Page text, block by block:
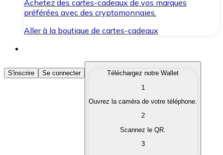
Achetez des cartes-cadeaux de vos marques
préférées avec des cryptomonnaies.
Aller à la boutique de cartes-cadeaux
Acheter des Cryptomonnaies
Achetez les cryptomonnaies qui vous intéressent
Convertissez vos cryptomonnaies en monnaie
S'inscrire Se connecter
Téléchargez notre Wallet
1
Ouvrez la caméra de votre téléphone.
2
Scannez le QR.
3